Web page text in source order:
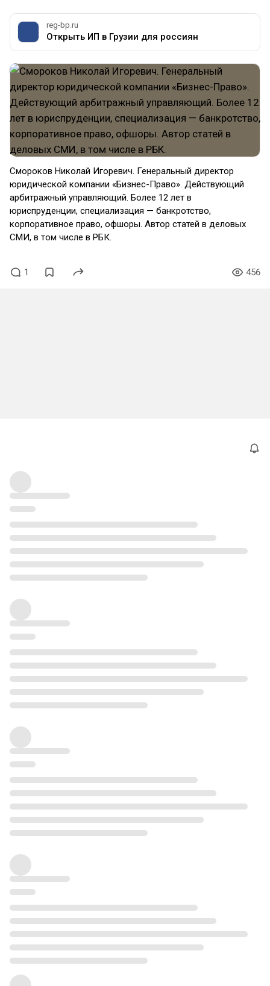
reg-bp.ru
Открыть ИП в Грузии для россиян
Смороков Николай Игоревич. Генеральный директор
юридической компании «Бизнес-Право». Действующий
арбитражный управляющий. Более 12 лет в
юриспруденции, специализация — банкротство,
корпоративное право, офшоры. Автор статей в деловых
СМИ, в том числе в РБК.
1 456